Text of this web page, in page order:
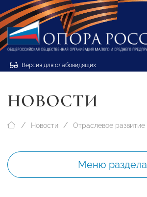
Версия для слабовидящих
НОВОСТИ
Новости Отраслевое развитие
Меню раздела